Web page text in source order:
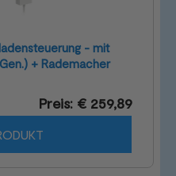
- mit
+ Rademacher
Preis: € 259,89